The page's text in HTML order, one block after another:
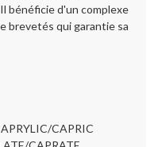
bénéficie d'un complexe
brevetés qui garantie sa
CAPRIC